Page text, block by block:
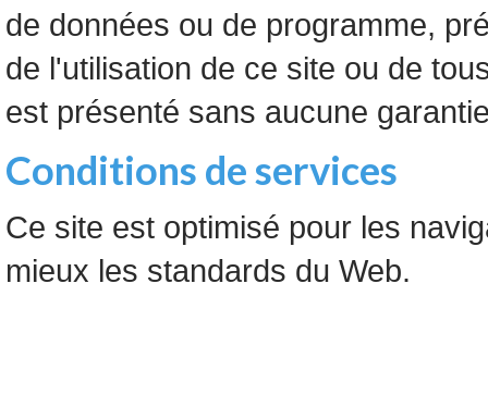
de données ou de programme,
de l'utilisation de ce site ou de
est présenté sans aucune
Conditions de services
Ce site est optimisé pour les
mieux les standards du Web.